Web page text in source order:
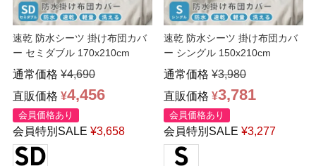
速乾 防水シーツ 掛け布団カバ
ー セミダブル 170x210cm
通常価格 ¥4,690
直販価格 ¥4,456
会員価格あり
会員特別SALE ¥3,658
速乾 防水シーツ 掛け布団カバ
ー シングル 150x210cm
通常価格 ¥3,980
直販価格 ¥3,781
会員価格あり
会員特別SALE ¥3,277